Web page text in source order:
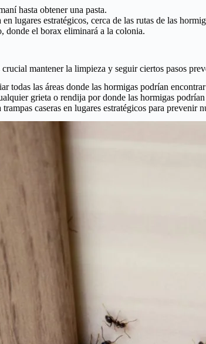
hasta obtener una pasta.
lugares estratégicos, cerca de las rutas de las
donde el borax eliminará a la colonia.
mantener la limpieza y seguir ciertos pasos
todas las áreas donde las hormigas podrían
grieta o rendija por donde las hormigas podrían
trampas caseras en lugares estratégicos para prevenir